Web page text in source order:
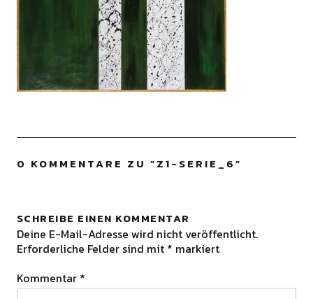
0 KOMMENTARE ZU “Z1-SERIE_6”
SCHREIBE EINEN KOMMENTAR
Deine E-Mail-Adresse wird nicht veröffentlicht.
Erforderliche Felder sind mit * markiert
Kommentar *